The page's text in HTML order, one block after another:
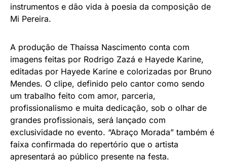
instrumentos e dão vida à poesia da composição de
Mi Pereira.
A produção de Thaíssa Nascimento conta com
imagens feitas por Rodrigo Zazá e Hayede Karine,
editadas por Hayede Karine e colorizadas por Bruno
Mendes. O clipe, definido pelo cantor como sendo
um trabalho feito com amor, parceria,
profissionalismo e muita dedicação, sob o olhar de
grandes profissionais, será lançado com
exclusividade no evento. “Abraço Morada” também é
faixa confirmada do repertório que o artista
apresentará ao público presente na festa.